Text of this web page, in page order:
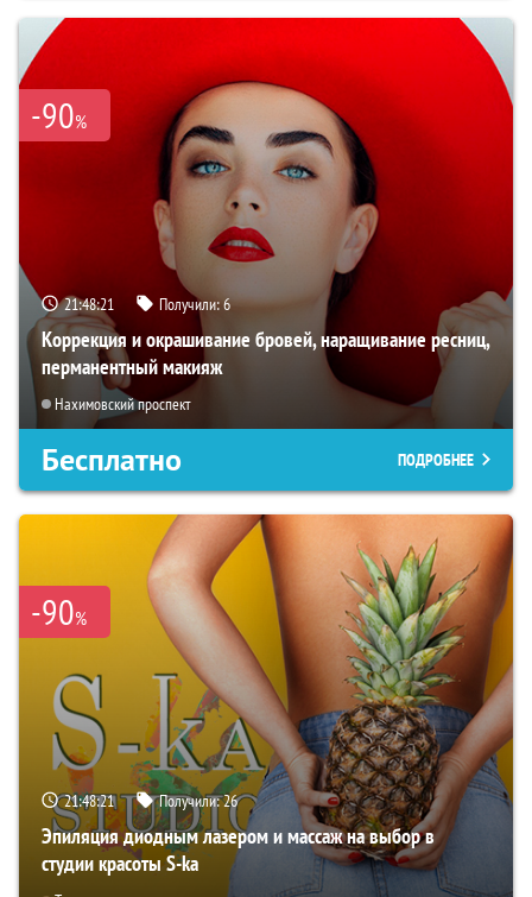
-90%
21:48:19 Получили:6
Коррекция и окрашивание бровей, наращивание ресниц,
перманентный макияж
Нахимовский проспект
Бесплатно ПОДРОБНЕЕ
-90%
21:48:19 Получили:26
Эпиляция диодным лазером и массаж на выбор в
студии красоты S-ka